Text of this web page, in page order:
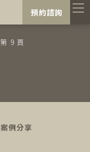
預約諮詢
第 9 頁
案例分享